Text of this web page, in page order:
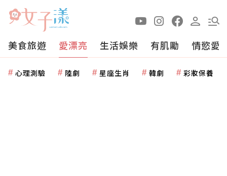
美食旅遊 愛漂亮 生活娛樂 有肌勵 情慾愛
心理測驗 陸劇 星座生肖 韓劇 彩妝保養